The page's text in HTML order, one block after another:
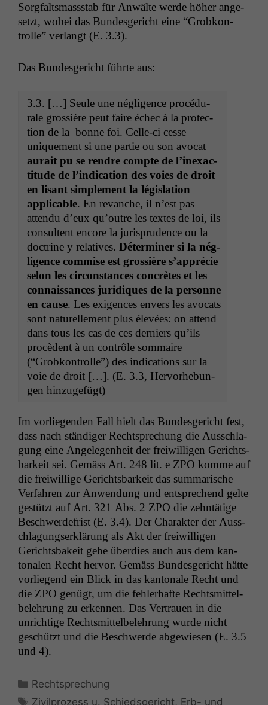
Sorgfalts­massstab für Anwälte werde höher ange­
set­zt, wobei das Bun­des­gericht eine “Grobkon­
trolle” ver­langt (E. 3.3).
Das Bun­des­gericht führte aus:
3.3. […] Seule une nég­li­gence procé­du­
rale grossière peut faire échec à la pro­tec­
tion de la bonne foi. Celle-ci cesse
unique­ment si une par­tie ou son avo­cat
aurait pu se ren­dre compte de l’inex­ac­
ti­tude de l’indi­ca­tion des voies de droit
en lisant sim­ple­ment la lég­is­la­tion
applic­a­ble. En revanche, il n’est pas
atten­du d’eux qu’outre les textes de loi, ils
con­sul­tent encore la jurispru­dence ou la
doc­trine y rel­a­tives. Déter­min­er si la nég­
li­gence com­mise est grossière s’ap­pré­cie
selon les cir­con­stances con­crètes et les
con­nais­sances juridiques de la per­son­ne
en cause. Les exi­gences envers les avo­cats
sont naturelle­ment plus élevées: on attend
dans tous les cas de ces derniers qu’ils
procè­dent à un con­trôle som­maire
(“Grobkon­trolle”) des indi­ca­tions sur la
voie de droit […]. (E. 3.3, Her­vorhe­bun­
gen hinzugefügt)
Im vor­liegen­den Fall hielt das Bun­des­gericht fest,
dass nach ständi­ger Recht­sprechung die Auss­chla­
gung eine Angele­gen­heit der frei­willi­gen Gerichts­
barkeit sei. Gemäss Art. 248 lit. e ZPO komme auf
die frei­willige Gerichts­barkeit das sum­marische
Ver­fahren zur Anwen­dung und entsprechend gelte
gestützt auf Art. 321 Abs. 2 ZPO die zehn­tätige
Beschw­erde­frist (E. 3.4). Der Charak­ter der Auss­
chla­gungserk­lärung als Akt der frei­willi­gen
Gerichts­bakeit gehe überdies auch aus dem kan­
tonalen Recht her­vor. Gemäss Bun­des­gericht hätte
vor­liegend ein Blick in das kan­tonale Recht und
die ZPO genügt, um die fehler­hafte Rechtsmit­tel­
belehrung zu erken­nen. Das Ver­trauen in die
unrichtige Rechtsmit­tel­belehrung wurde nicht
geschützt und die Beschw­erde abgewiesen (E. 3.5
und 4).
Kategorien
Rechtsprechung
Schlagwörter
Zivilprozess u. Schiedsgericht, Erb- und